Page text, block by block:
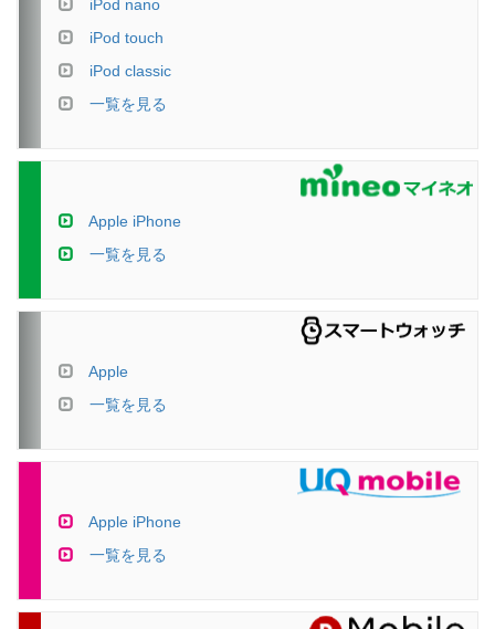
iPod nano
iPod touch
iPod classic
一覧を見る
Apple iPhone
一覧を見る
Apple
一覧を見る
Apple iPhone
一覧を見る